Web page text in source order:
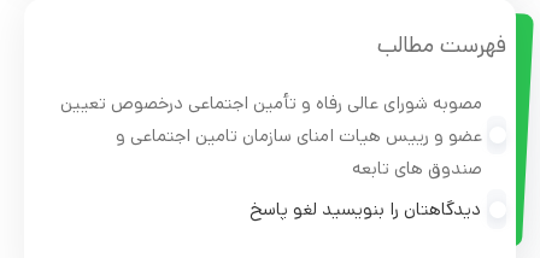
فهرست مطالب
مصوبه شورای عالی رفاه و تأمین اجتماعی درخصوص تعیین
عضو و رییس هیات امنای سازمان تامین اجتماعی و
صندوق های تابعه
دیدگاهتان را بنویسید لغو پاسخ